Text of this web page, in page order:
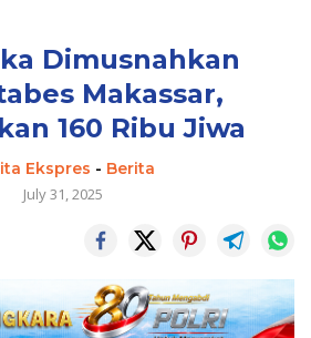
Dimusnahkan
Makassar,
160 Ribu Jiwa
Ekspres - Berita
July 31, 2025